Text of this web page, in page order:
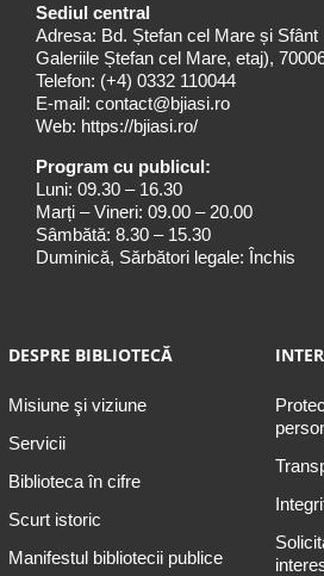
Sediul central
Adresa: Bd. Ștefan cel Mare și Sfânt
Galeriile Ștefan cel Mare, etaj),
Telefon: (+4) 0332 110044
E-mail: contact@bjiasi.ro
Web: https://bjiasi.ro/
Program cu publicul:
Luni: 09.30 – 16.30
Marți – Vineri: 09.00 – 20.00
Sâmbătă: 8.30 – 15.30
Duminică, Sărbători legale: Închis
DESPRE BIBLIOTECĂ
Misiune şi viziune
Servicii
Biblioteca în cifre
Scurt istoric
Manifestul bibliotecii publice